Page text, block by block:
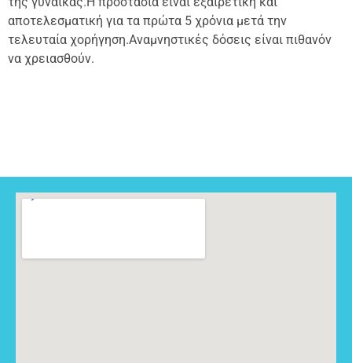
αποτελεσματική για τα πρώτα 5 χρόνια μετά την
τελευταία χορήγηση.Αναμνηστικές δόσεις είναι πιθανόν
να χρειασθούν.